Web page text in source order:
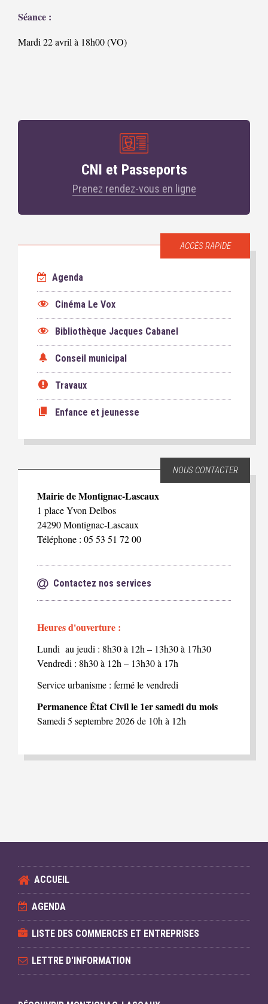
Séance :
Mardi 22 avril à 18h00 (VO)
CNI et Passeports
Prenez rendez-vous en ligne
ACCÈS RAPIDE
Agenda
Cinéma Le Vox
Bibliothèque Jacques Cabanel
Conseil municipal
Travaux
Enfance et jeunesse
NOUS CONTACTER
Mairie de Montignac-Lascaux
1 place Yvon Delbos
24290 Montignac-Lascaux
Téléphone : 05 53 51 72 00
Contactez nos services
Heures d'ouverture :
Lundi au jeudi : 8h30 à 12h – 13h30 à 17h30
Vendredi : 8h30 à 12h – 13h30 à 17h
Service urbanisme : fermé le vendredi
Permanence État Civil le 1er samedi du mois
Samedi 5 septembre 2026 de 10h à 12h
ACCUEIL
AGENDA
LISTE DES COMMERCES ET ENTREPRISES
LETTRE D'INFORMATION